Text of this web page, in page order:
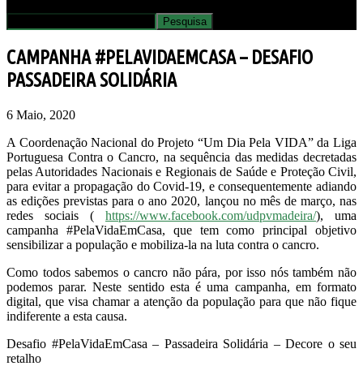
CAMPANHA #PELAVIDAEMCASA – DESAFIO
PASSADEIRA SOLIDÁRIA
6 Maio, 2020
A Coordenação Nacional do Projeto “Um Dia Pela VIDA” da Liga
Portuguesa Contra o Cancro, na sequência das medidas decretadas
pelas Autoridades Nacionais e Regionais de Saúde e Proteção Civil,
para evitar a propagação do Covid-19, e consequentemente adiando
as edições previstas para o ano 2020, lançou no mês de março, nas
redes sociais ( https://www.facebook.com/udpvmadeira/), uma
campanha #PelaVidaEmCasa, que tem como principal objetivo
sensibilizar a população e mobiliza-la na luta contra o cancro.
Como todos sabemos o cancro não pára, por isso nós também não
podemos parar. Neste sentido esta é uma campanha, em formato
digital, que visa chamar a atenção da população para que não fique
indiferente a esta causa.
Desafio #PelaVidaEmCasa – Passadeira Solidária – Decore o seu
retalho